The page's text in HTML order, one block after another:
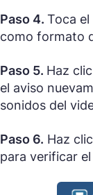
Paso 4. Toca
como formato
Paso 5. Haz
el aviso
sonidos del
Paso 6. Haz
para verificar